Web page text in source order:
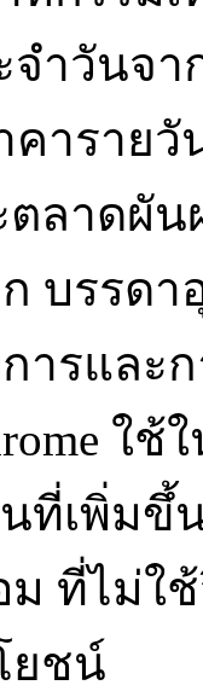
ำวันจ
ารายวั
ตลาดผั
บรรด
รและ
ใ
ที่เพิ่มขึ้
ที่ไม่ใ
ยชน์